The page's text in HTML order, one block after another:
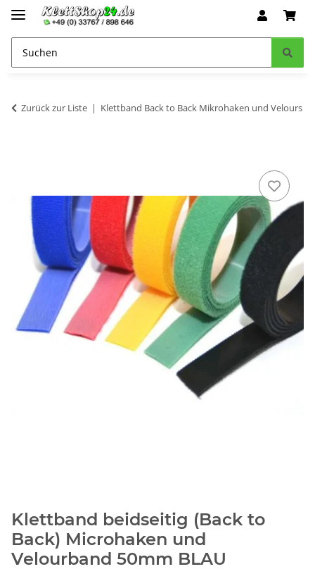
Zurück zur Liste Klettband Back to Back Mikrohaken und Velours
Klettband beidseitig (Back to
Back) Microhaken und
Velourband 50mm BLAU